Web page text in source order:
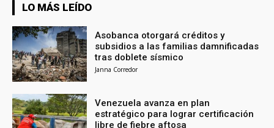
LO MÁS LEÍDO
Asobanca otorgará créditos y
subsidios a las familias damnificadas
tras doblete sísmico
Janna Corredor
Venezuela avanza en plan
estratégico para lograr certificación
libre de fiebre aftosa